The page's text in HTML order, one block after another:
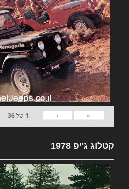
«
‹
1 של36
קטלוג ג'יפ 1978